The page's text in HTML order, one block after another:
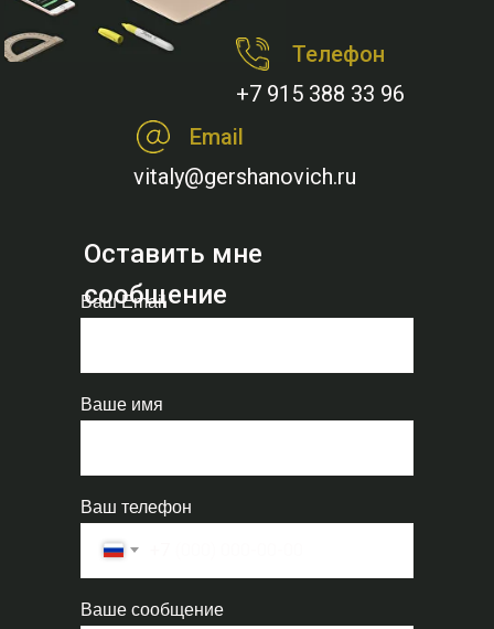
Ваш Email
Ваше имя
Ваш телефон
Ваше сообщение
Телефон
Email
+7 915 388 33 96
vitaly@gershanovich.ru
Оставить мне
сообщение